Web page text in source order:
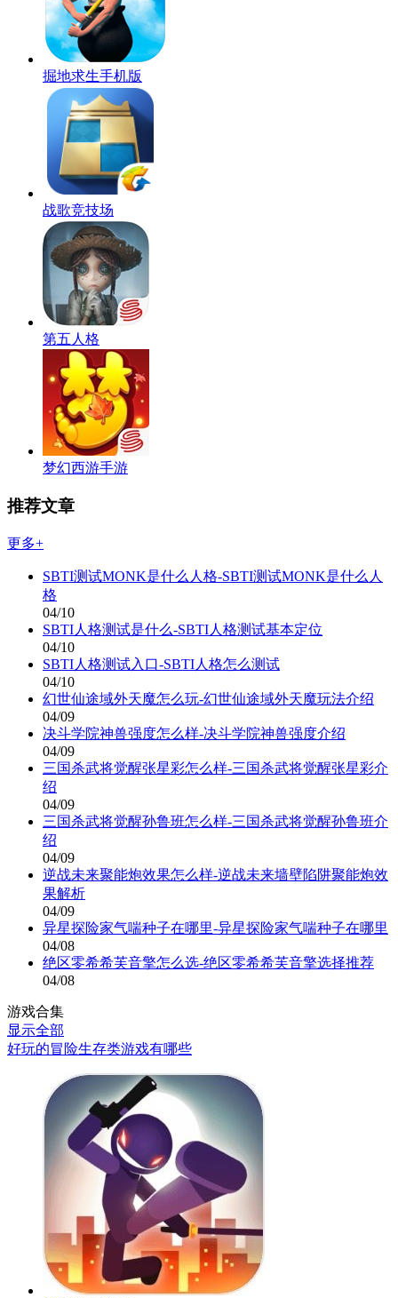
掘地求生手机版
战歌竞技场
第五人格
梦幻西游手游
推荐文章
更多+
SBTI测试MONK是什么人格-SBTI测试MONK是什么人
格
04/10
SBTI人格测试是什么-SBTI人格测试基本定位
04/10
SBTI人格测试入口-SBTI人格怎么测试
04/10
幻世仙途域外天魔怎么玩-幻世仙途域外天魔玩法介绍
04/09
决斗学院神兽强度怎么样-决斗学院神兽强度介绍
04/09
三国杀武将觉醒张星彩怎么样-三国杀武将觉醒张星彩介
绍
04/09
三国杀武将觉醒孙鲁班怎么样-三国杀武将觉醒孙鲁班介
绍
04/09
逆战未来聚能炮效果怎么样-逆战未来墙壁陷阱聚能炮效
果解析
04/09
异星探险家气喘种子在哪里-异星探险家气喘种子在哪里
04/08
绝区零希希芙音擎怎么选-绝区零希希芙音擎选择推荐
04/08
游戏合集
显示全部
好玩的冒险生存类游戏有哪些